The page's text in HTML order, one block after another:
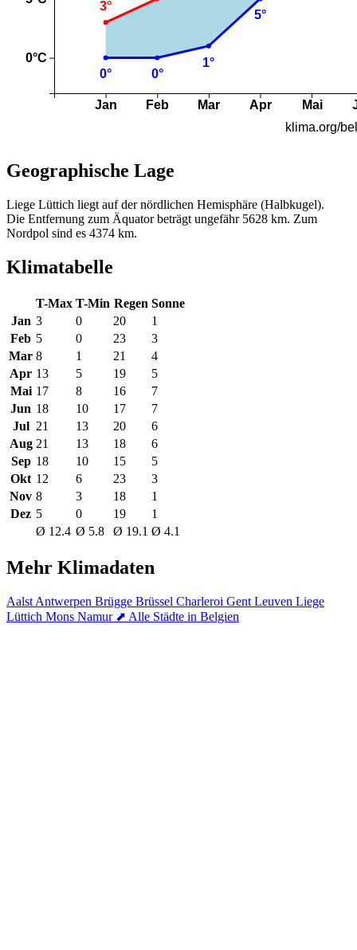
Geographische Lage
Liege Lüttich liegt auf der nördlichen Hemisphäre (Halbkugel).
Die Entfernung zum Äquator beträgt ungefähr 5628 km. Zum
Nordpol sind es 4374 km.
Klimatabelle
T-Max T-Min Regen Sonne
Jan 3 0 20
1
Feb 5 0 23
3
Mar 8 1 21
4
Apr 13 5 19
5
Mai 17 8 16
7
Jun 18 10 17
7
Jul 21 13 20
6
Aug 21 13 18
6
Sep 18 10 15
5
Okt 12 6 23
3
Nov 8 3 18
1
Dez 5 0 19
1
Ø 12.4 Ø 5.8 Ø 19.1 Ø 4.1
Mehr Klimadaten
Aalst Antwerpen Brügge Brüssel Charleroi Gent Leuven Liege
Lüttich Mons Namur ⬈ Alle Städte in Belgien